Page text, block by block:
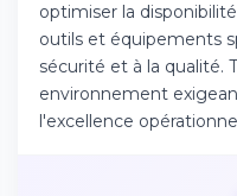
optimiser la
outils et équipements
sécurité et à la qualité.
environnement
l'excellence
Se
Accédez à